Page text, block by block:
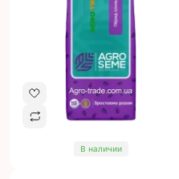
В наличии